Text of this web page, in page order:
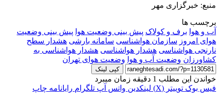
منبع: خبرگزاری مهر
برچسب ها
آب و هوا برف و کولاک پیش بینی وضعیت هوا پیش بینی وضعیت
هوای امروز سازمان هواشناسی سامانه بارشی هشدار سطح
نارنجی هواشناسی هشدار هواشناسی هشدار هواشناسی به
کشاورزان وضعیت آب و هوا وضعیت هوای تهران
کپی لینک
خواندن این مطلب 1 دقیقه زمان میبرد
فیس بوک توییتر (X) لینکدین واتس آپ تلگرام رایانامه چاپ